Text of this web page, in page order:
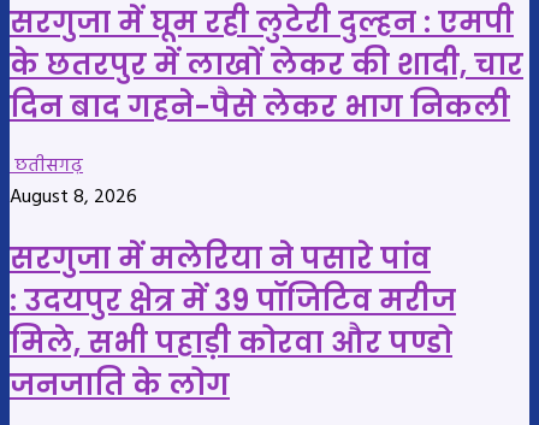
सरगुजा में घूम रही लुटेरी दुल्हन : एमपी
के छतरपुर में लाखों लेकर की शादी, चार
दिन बाद गहने-पैसे लेकर भाग निकली
छतीसगढ़
August 8, 2026
सरगुजा में मलेरिया ने पसारे पांव
: उदयपुर क्षेत्र में 39 पॉजिटिव मरीज
मिले, सभी पहाड़ी कोरवा और पण्डो
जनजाति के लोग